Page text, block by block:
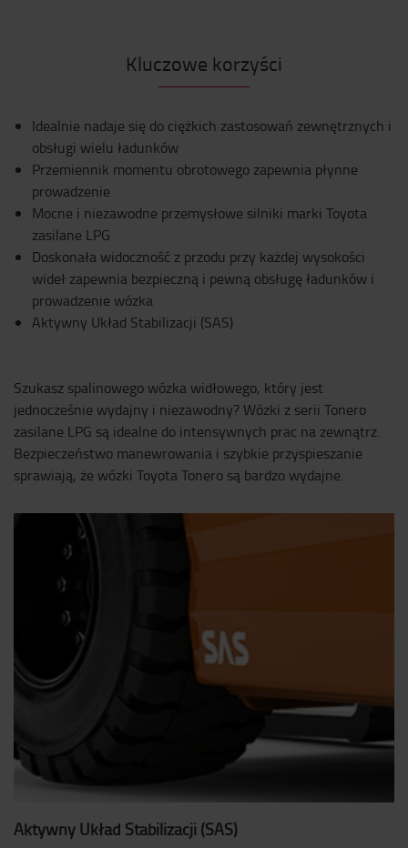
Kluczowe korzyści
Idealnie nadaje się do ciężkich zastosowań zewnętrznych i
obsługi wielu ładunków
Przemiennik momentu obrotowego zapewnia płynne
prowadzenie
Mocne i niezawodne przemysłowe silniki marki Toyota
zasilane LPG
Doskonała widoczność z przodu przy każdej wysokości
wideł zapewnia bezpieczną i pewną obsługę ładunków i
prowadzenie wózka
Aktywny Układ Stabilizacji (SAS)
Szukasz spalinowego wózka widłowego, który jest
jednocześnie wydajny i niezawodny? Wózki z serii Tonero
zasilane LPG są idealne do intensywnych prac na zewnątrz.
Bezpieczeństwo manewrowania i szybkie przyspieszanie
sprawiają, że wózki Toyota Tonero są bardzo wydajne.
Aktywny Układ Stabilizacji (SAS)